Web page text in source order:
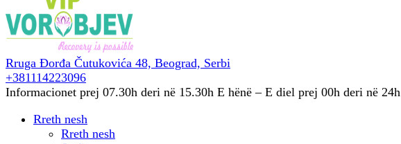
Rruga Đorđa Čutukovića 48, Beograd, Serbi
+381114223096
Informacionet prej 07.30h deri në 15.30h E hënë – E diel prej 00h deri në 24h
Rreth nesh
Rreth nesh